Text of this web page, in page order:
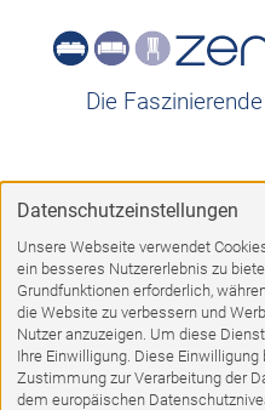
Die
Liegesessel
Datenschutzeinstellungen
Unsere Webseite verwendet
ein besseres Nutzererlebnis zu
Grundfunktionen erforderlich,
die Website zu verbessern und
Nutzer anzuzeigen. Um diese
Ihre Einwilligung. Diese
Zustimmung zur Verarbeitung der
dem europäischen